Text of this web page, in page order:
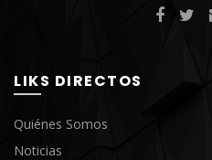
LIKS DIRECTOS
Quiénes Somos
Noticias